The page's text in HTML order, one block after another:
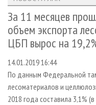
ЛЕСОПИЛЕНИЕ
ДЕРЕВООБРАБОТКА
СУШКА ДРЕВЕСИНЫ
ПРОИЗВОДСТВО
ДЕРЕВЯННОЕ
ПРОИЗВОДСТВО
НОВОСТИ ЖУРНАЛА
НОВОСТИ КОМПАНИЙ
ПРЕДПРИЯТИЯ ЛПК
ЛЕСНЫЕ РЕГИОНЫ
ПЕРСОНЫ
МОБИЛЬНЫЕ ВЫСТАВКИ
ОФИЦИАЛЬНЫЕ
ПРИОРИТЕТНЫЕ
АРХИВ ЖУРНАЛОВ
СТАТЬИ
О ЖУРНАЛЕ
ПОДПИСКА
КОНТАКТЫ
РЕКЛАМОДАТЕЛЯМ
РЕКЛАМА
РЕКЛАМА НА САЙТЕ
За 11 месяцев
объем экспорта
ЦБП вырос на
14.01.2019 16:44
По данным Федеральной
лесоматериалов и
2018 года составила 3,1%